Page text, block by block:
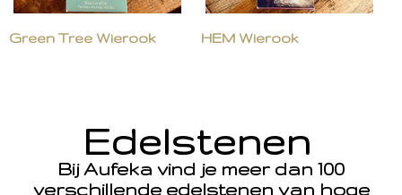
Green Tree Wierook HEM Wierook
Edelstenen
Bij Aufeka vind je meer dan 100
verschillende edelstenen van hoge